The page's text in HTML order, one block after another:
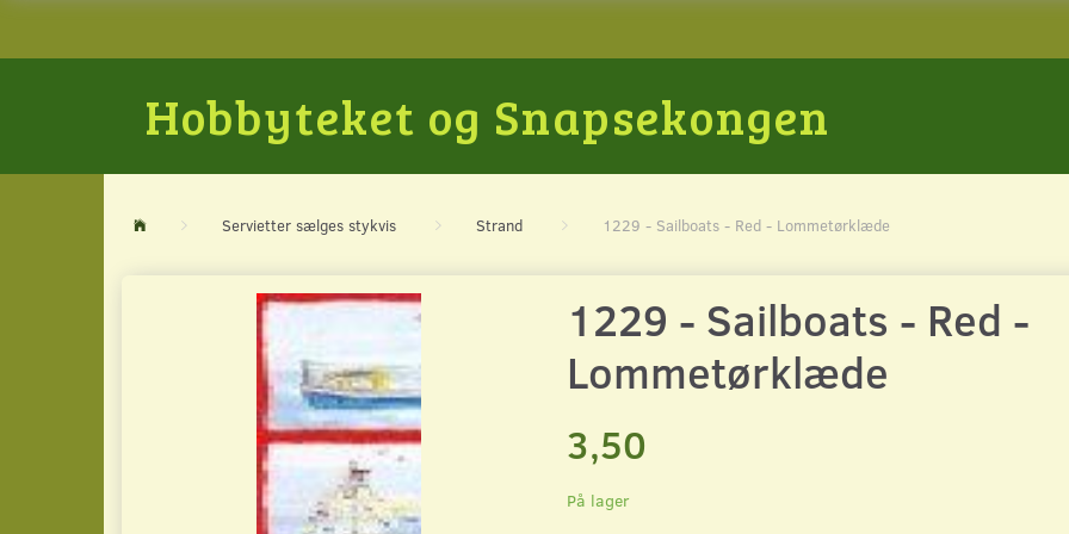
Hobbyteket og Snapsekongen
Servietter sælges stykvis Strand 1229 - Sailboats - Red - Lommetørklæde
1229 - Sailboats - Red -
Lommetørklæde
3,50
På lager